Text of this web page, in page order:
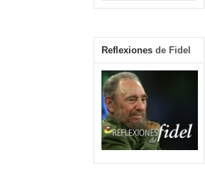
Reflexiones de Fidel